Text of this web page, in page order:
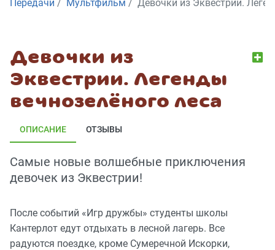
Передачи Мультфильм Девочки из Эквестрии.
Девочки из
Эквестрии. Легенды
вечнозелёного леса
ОПИСАНИЕ ОТЗЫВЫ
Самые новые волшебные приключения
девочек из Эквестрии!
После событий «Игр дружбы» студенты школы
Кантерлот едут отдыхать в лесной лагерь. Все
радуются поездке, кроме Сумеречной Искорки,